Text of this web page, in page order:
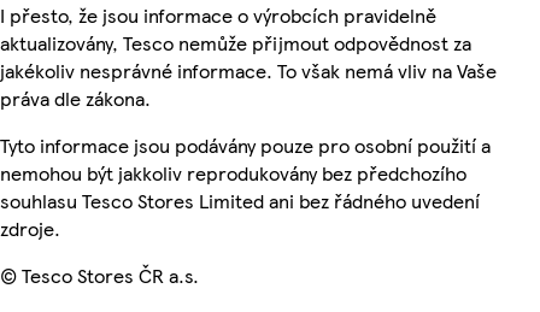
I přesto, že jsou informace o výrobcích pravidelně
aktualizovány, Tesco nemůže přijmout odpovědnost za
jakékoliv nesprávné informace. To však nemá vliv na Vaše
práva dle zákona.
Tyto informace jsou podávány pouze pro osobní použití a
nemohou být jakkoliv reprodukovány bez předchozího
souhlasu Tesco Stores Limited ani bez řádného uvedení
zdroje.
© Tesco Stores ČR a.s.